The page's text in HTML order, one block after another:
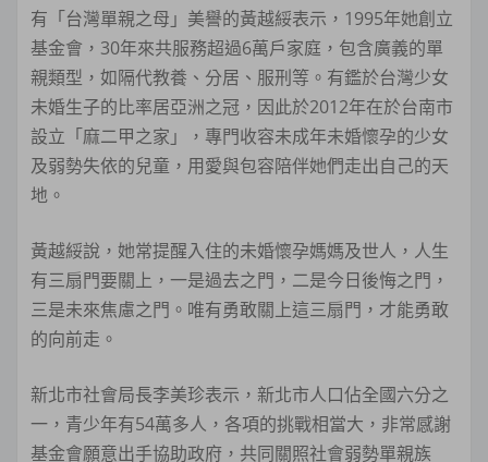
有「台灣單親之母」美譽的黃越綏表示，1995年她創立
基金會，30年來共服務超過6萬戶家庭，包含廣義的單
親類型，如隔代教養、分居、服刑等。有鑑於台灣少女
未婚生子的比率居亞洲之冠，因此於2012年在於台南市
設立「麻二甲之家」，專門收容未成年未婚懷孕的少女
及弱勢失依的兒童，用愛與包容陪伴她們走出自己的天
地。
黃越綏說，她常提醒入住的未婚懷孕媽媽及世人，人生
有三扇門要關上，一是過去之門，二是今日後悔之門，
三是未來焦慮之門。唯有勇敢關上這三扇門，才能勇敢
的向前走。
新北市社會局長李美珍表示，新北市人口佔全國六分之
一，青少年有54萬多人，各項的挑戰相當大，非常感謝
基金會願意出手協助政府，共同關照社會弱勢單親族